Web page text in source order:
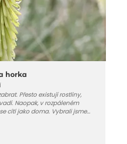
horka
Přesto existují rostliny,
Naopak, v rozpáleném
cítí jako doma. Vybrali jsme
se podívat, které to jsou.